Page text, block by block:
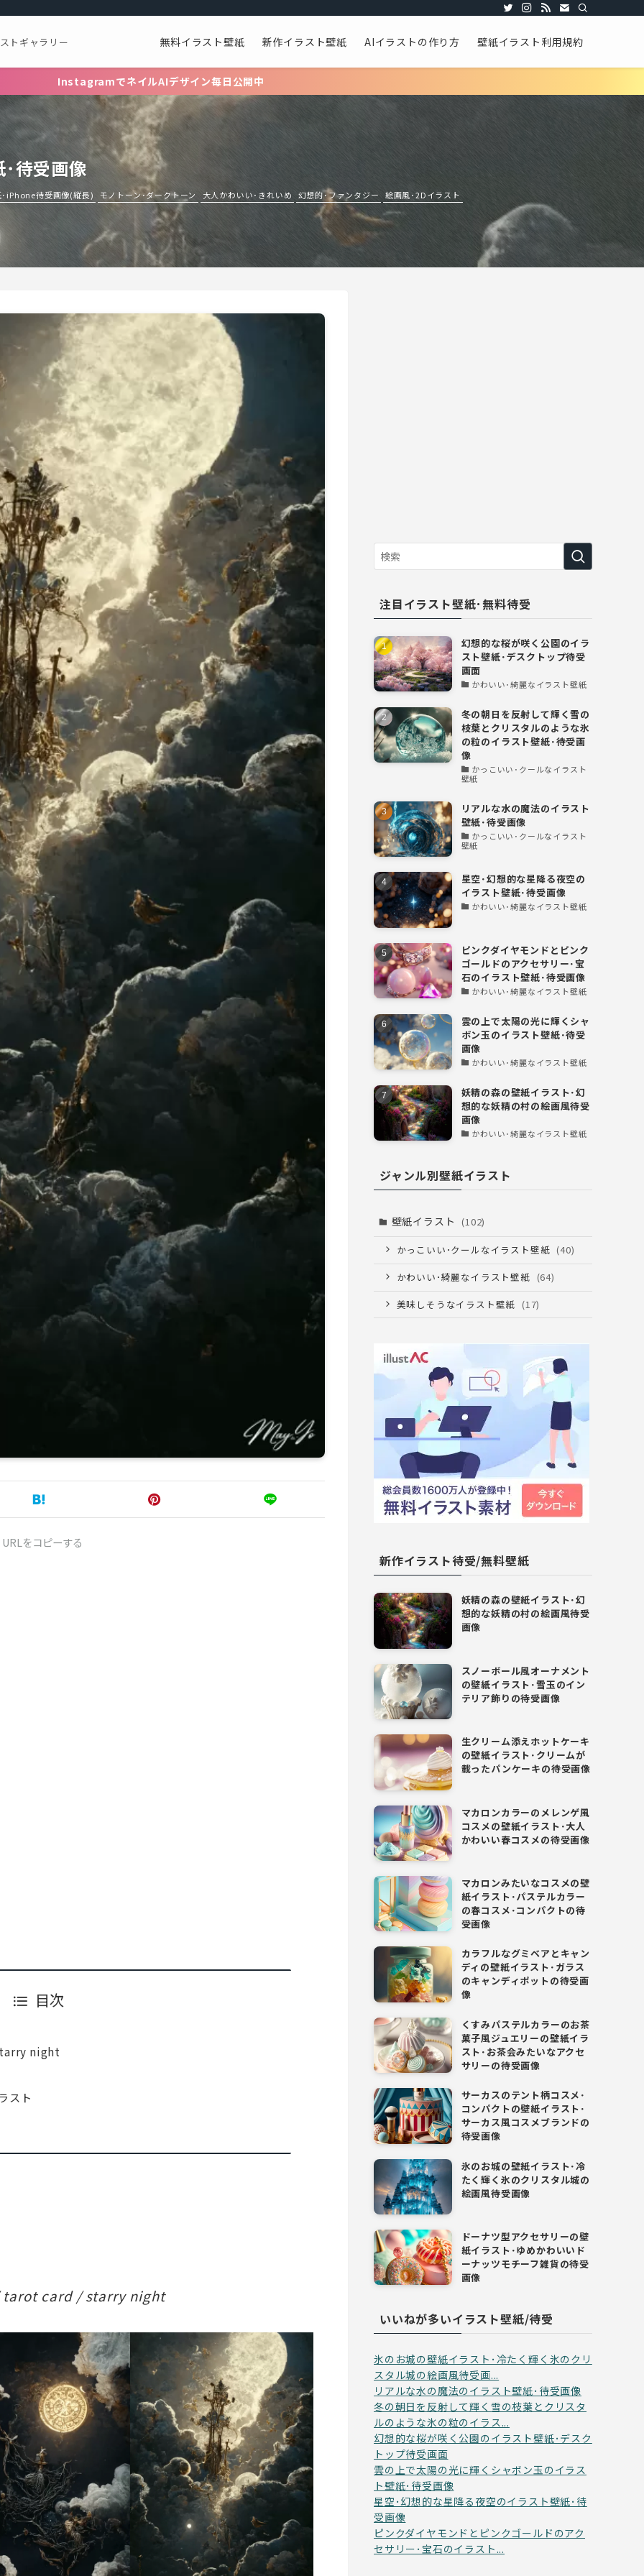
トギャラリー 無料イラスト壁紙 新作イラスト壁紙 AIイラストの作り方 壁紙イラスト利用規約
InstagramでネイルAIデザイン毎日公開中
待受画像
･iPhone待受画像(縦長) モノトーン･ダークトーン 大人かわいい･きれいめ 幻想的･ファンタジー 絵画風･2Dイラスト
URLをコピーする
目次
night
スト
tarot card / starry night
注目イラスト壁紙･無料待受
幻想的な桜が咲く公園のイラ
スト壁紙･デスクトップ待受
画面
かわいい･綺麗なイラスト壁紙
冬の朝日を反射して輝く雪の
枝葉とクリスタルのような氷
の粒のイラスト壁紙･待受画
像
かっこいい･クールなイラスト
壁紙
リアルな水の魔法のイラスト
壁紙･待受画像
かっこいい･クールなイラスト
壁紙
星空･幻想的な星降る夜空の
イラスト壁紙･待受画像
かわいい･綺麗なイラスト壁紙
ピンクダイヤモンドとピンク
ゴールドのアクセサリー･宝
石のイラスト壁紙･待受画像
かわいい･綺麗なイラスト壁紙
雲の上で太陽の光に輝くシャ
ボン玉のイラスト壁紙･待受
画像
かわいい･綺麗なイラスト壁紙
妖精の森の壁紙イラスト･幻
想的な妖精の村の絵画風待受
画像
かわいい･綺麗なイラスト壁紙
ジャンル別壁紙イラスト
壁紙イラスト (102)
かっこいい･クールなイラスト壁紙 (40)
かわいい･綺麗なイラスト壁紙 (64)
美味しそうなイラスト壁紙 (17)
新作イラスト待受/無料壁紙
妖精の森の壁紙イラスト･幻
想的な妖精の村の絵画風待受
画像
スノーボール風オーナメント
の壁紙イラスト･雪玉のイン
テリア飾りの待受画像
生クリーム添えホットケーキ
の壁紙イラスト･クリームが
載ったパンケーキの待受画像
マカロンカラーのメレンゲ風
コスメの壁紙イラスト･大人
かわいい春コスメの待受画像
マカロンみたいなコスメの壁
紙イラスト･パステルカラー
の春コスメ･コンパクトの待
受画像
カラフルなグミベアとキャン
ディの壁紙イラスト･ガラス
のキャンディポットの待受画
像
くすみパステルカラーのお茶
菓子風ジュエリーの壁紙イラ
スト･お茶会みたいなアクセ
サリーの待受画像
サーカスのテント柄コスメ･
コンパクトの壁紙イラスト･
サーカス風コスメブランドの
待受画像
氷のお城の壁紙イラスト･冷
たく輝く氷のクリスタル城の
絵画風待受画像
ドーナツ型アクセサリーの壁
紙イラスト･ゆめかわいいド
ーナッツモチーフ雑貨の待受
画像
いいねが多いイラスト壁紙/待受
氷のお城の壁紙イラスト･冷たく輝く氷のクリ
スタル城の絵画風待受画...
リアルな水の魔法のイラスト壁紙･待受画像
冬の朝日を反射して輝く雪の枝葉とクリスタ
ルのような氷の粒のイラス...
幻想的な桜が咲く公園のイラスト壁紙･デスク
トップ待受画面
雲の上で太陽の光に輝くシャボン玉のイラス
ト壁紙･待受画像
星空･幻想的な星降る夜空のイラスト壁紙･待
受画像
ピンクダイヤモンドとピンクゴールドのアク
セサリー･宝石のイラスト...